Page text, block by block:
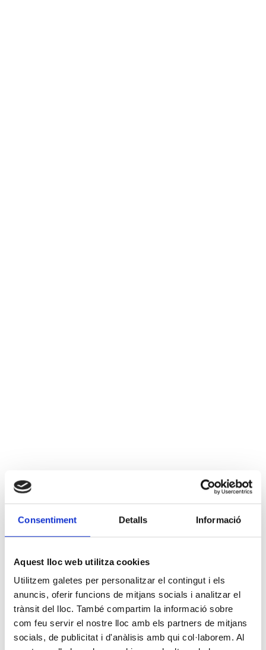
Consentiment Detalls Informació
Aquest lloc web utilitza cookies
Utilitzem galetes per personalitzar el contingut i els
anuncis, oferir funcions de mitjans socials i analitzar el
trànsit del lloc. També compartim la informació sobre
com feu servir el nostre lloc amb els partners de mitjans
socials, de publicitat i d'anàlisis amb qui col·laborem. Al